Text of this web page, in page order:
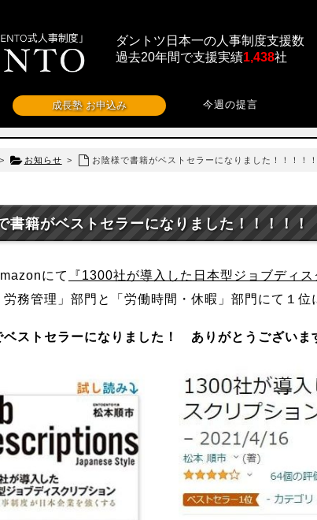
ダントツ日本一の人事制度支援数
過去20年間で支援実績1,438社
成長塾 お申込み 今週の提言
> お知らせ > お陰様で書籍がベストセラーになりました！！！！！
書籍がベストセラーになりました！！！！！
にて 『1300社が導入した日本型ジョブディス
労務管理」部門と「労働時間・休暇」部門にて１位
ベストセラーになりました！ ありがとうございま